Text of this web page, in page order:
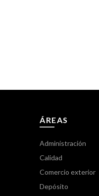
ÁREAS
Administración
Calidad
Comercio exterior
Depósito